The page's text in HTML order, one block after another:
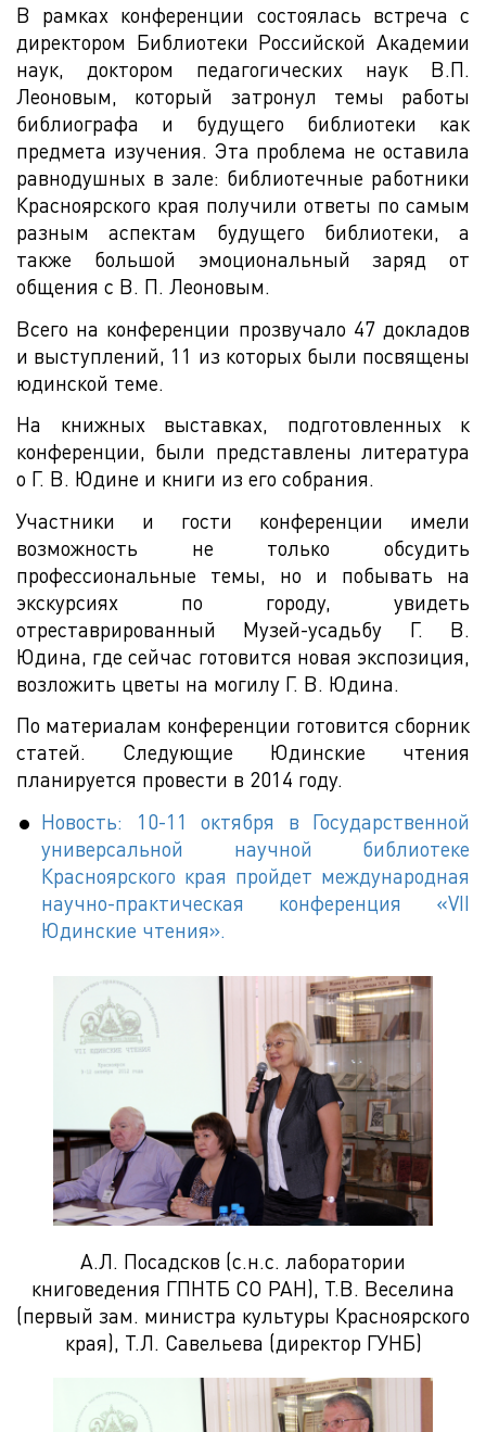
В рамках конференции состоялась встреча с
директором Библиотеки Российской Академии
наук, доктором педагогических наук В.П.
Леоновым, который затронул темы работы
библиографа и будущего библиотеки как
предмета изучения. Эта проблема не оставила
равнодушных в зале: библиотечные работники
Красноярского края получили ответы по самым
разным аспектам будущего библиотеки, а
также большой эмоциональный заряд от
общения с В. П. Леоновым.
Всего на конференции прозвучало 47 докладов
и выступлений, 11 из которых были посвящены
юдинской теме.
На книжных выставках, подготовленных к
конференции, были представлены литература
о Г. В. Юдине и книги из его собрания.
Участники и гости конференции имели
возможность не только обсудить
профессиональные темы, но и побывать на
экскурсиях по городу, увидеть
отреставрированный Музей-усадьбу Г. В.
Юдина, где сейчас готовится новая экспозиция,
возложить цветы на могилу Г. В. Юдина.
По материалам конференции готовится сборник
статей. Следующие Юдинские чтения
планируется провести в 2014 году.
Новость: 10-11 октября в Государственной
универсальной научной библиотеке
Красноярского края пройдет международная
научно-практическая конференция «VII
Юдинские чтения».
А.Л. Посадсков (с.н.с. лаборатории
книговедения ГПНТБ СО РАН), Т.В. Веселина
(первый зам. министра культуры Красноярского
края), Т.Л. Савельева (директор ГУНБ)